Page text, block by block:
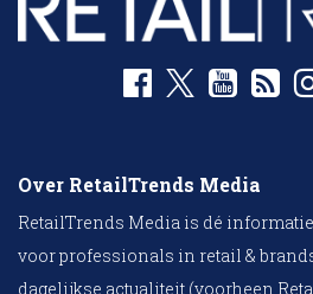
Over RetailTrends Media
RetailTrends Media is dé
voor professionals in retail &
dagelijkse actualiteit (voorheen